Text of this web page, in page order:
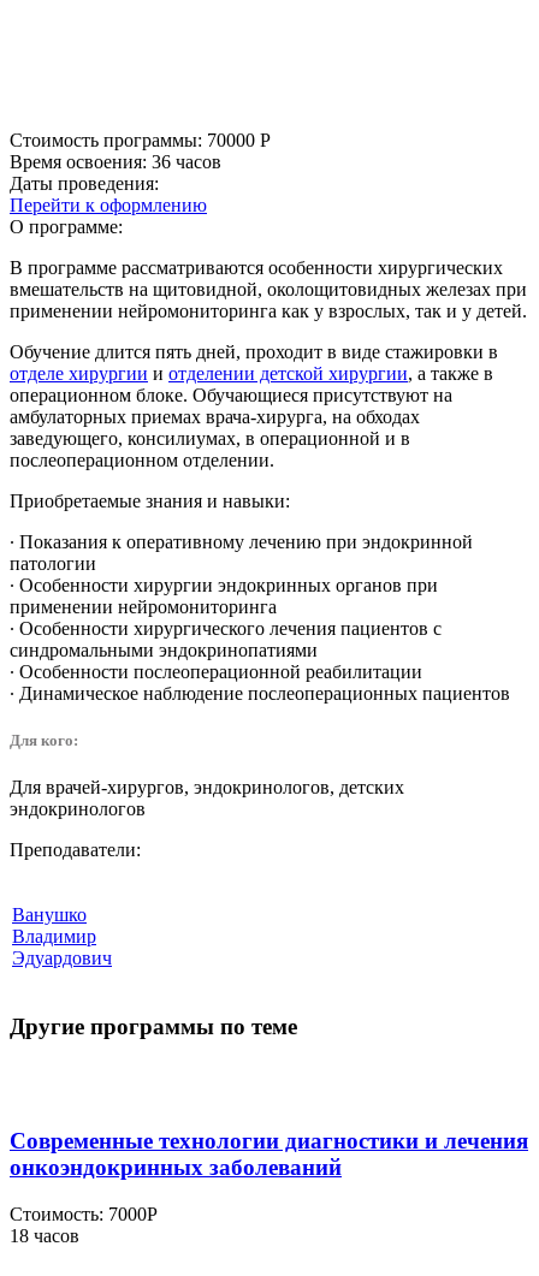
Стоимость программы: 70000 Р
Время освоения: 36 часов
Даты проведения:
Перейти к оформлению
О программе:
В программе рассматриваются особенности хирургических
вмешательств на щитовидной, околощитовидных железах при
применении нейромониторинга как у взрослых, так и у детей.
Обучение длится пять дней, проходит в виде стажировки в
отделе хирургии и отделении детской хирургии, а также в
операционном блоке. Обучающиеся присутствуют на
амбулаторных приемах врача-хирурга, на обходах
заведующего, консилиумах, в операционной и в
послеоперационном отделении.
Приобретаемые знания и навыки:
∙ Показания к оперативному лечению при эндокринной
патологии
∙ Особенности хирургии эндокринных органов при
применении нейромониторинга
∙ Особенности хирургического лечения пациентов с
синдромальными эндокринопатиями
∙ Особенности послеоперационной реабилитации
∙ Динамическое наблюдение послеоперационных пациентов
Для кого:
Для врачей-хирургов, эндокринологов, детских
эндокринологов
Преподаватели:
Ванушко
Владимир
Эдуардович
Другие программы по теме
Современные технологии диагностики и лечения
онкоэндокринных заболеваний
Стоимость: 7000Р
18 часов